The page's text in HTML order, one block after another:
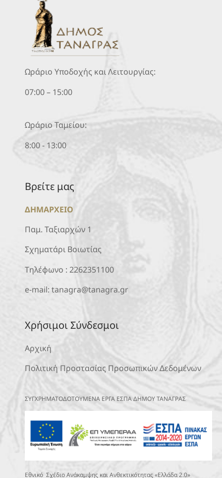
Ωράριο Υποδοχής και Λειτουργίας:
07:00 – 15:00
Ωράριο Ταμείου:
8:00 - 13:00
Βρείτε μας
ΔΗΜΑΡΧΕΙΟ
Παμ. Ταξιαρχών 1
Σχηματάρι Βοιωτίας
Τηλέφωνο : 2262351100
e-mail: tanagra@tanagra.gr
Χρήσιμοι Σύνδεσμοι
Αρχική
Πολιτική Προστασίας Προσωπικών Δεδομένων
ΣΥΓΧΡΗΜΑΤΟΔΟΤΟΥΜΕΝΑ ΕΡΓΑ ΕΣΠΑ ΔΗΜΟΥ ΤΑΝΑΓΡΑΣ
Εθνικό Σχέδιο Ανάκαμψης και Ανθεκτικότητας «Ελλάδα 2.0»